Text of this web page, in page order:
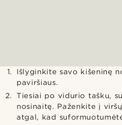
Išlyginkite savo kišeninę
paviršiaus.
Tiesiai po vidurio tašku,
nosinaitę. Paženkite į
atgal, kad